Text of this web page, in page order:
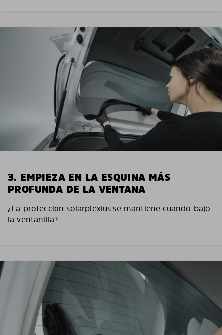
3. EMPIEZA EN LA ESQUINA MÁS
PROFUNDA DE LA VENTANA
¿La protección solarplexius se mantiene cuando bajo
la ventanilla?